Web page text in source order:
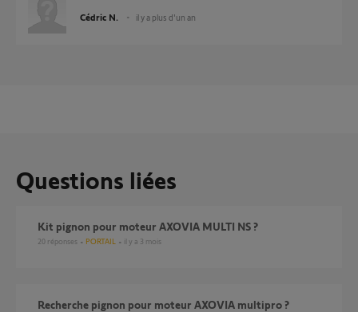
Cédric N. il y a plus d'un an
Questions liées
Kit pignon pour moteur AXOVIA MULTI NS ?
20 réponses PORTAIL il y a 3 mois
Recherche pignon pour moteur AXOVIA multipro ?